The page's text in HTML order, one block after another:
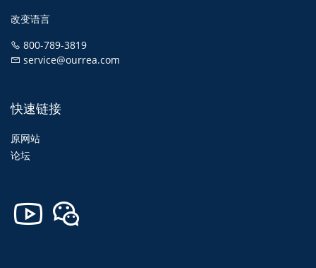
改变语言
800-789-3819
service@ourrea.com
快速链接
原网站
论坛